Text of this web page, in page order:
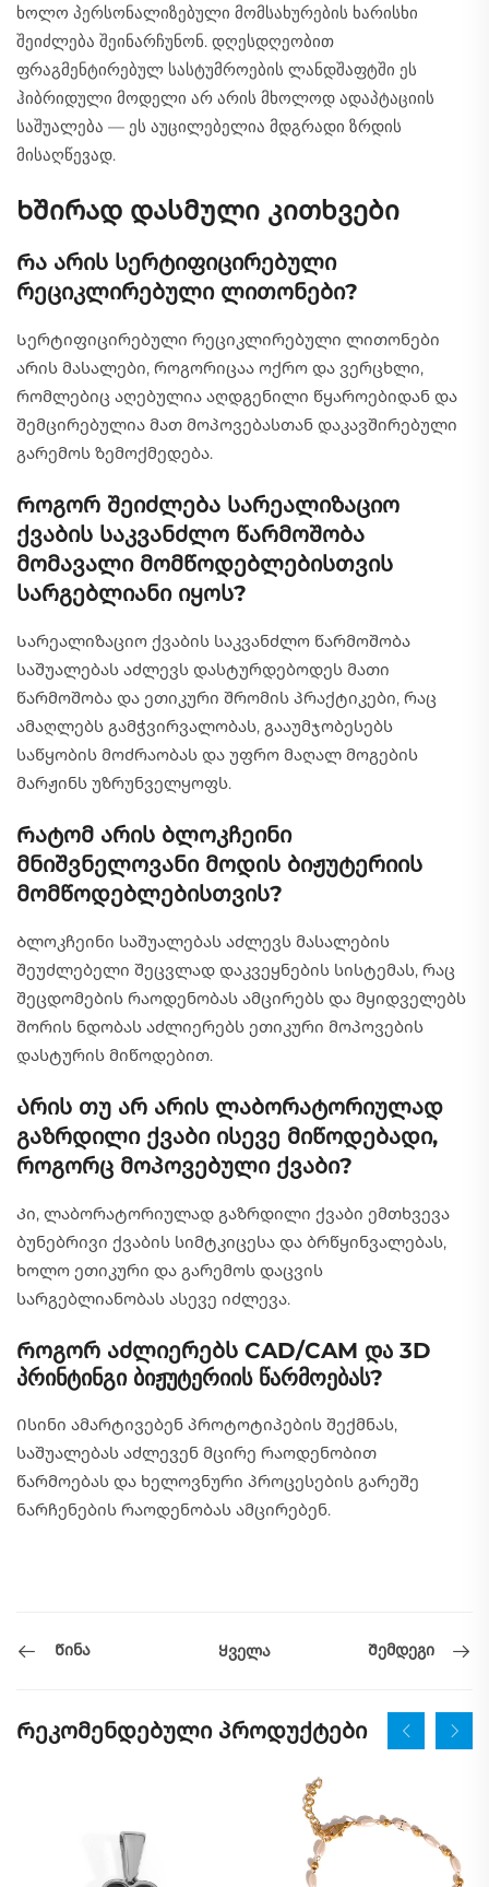
ხოლო პერსონალიზებული მომსახურების ხარისხი
შეიძლება შეინარჩუნონ. დღესდღეობით
ფრაგმენტირებულ სასტუმროების ლანდშაფტში ეს
ჰიბრიდული მოდელი არ არის მხოლოდ ადაპტაციის
საშუალება — ეს აუცილებელია მდგრადი ზრდის
მისაღწევად.
Ხშირად დასმული კითხვები
Რა არის სერტიფიცირებული
რეციკლირებული ლითონები?
Სერტიფიცირებული რეციკლირებული ლითონები
არის მასალები, როგორიცაა ოქრო და ვერცხლი,
რომლებიც აღებულია აღდგენილი წყაროებიდან და
შემცირებულია მათ მოპოვებასთან დაკავშირებული
გარემოს ზემოქმედება.
Როგორ შეიძლება სარეალიზაციო
ქვაბის საკვანძლო წარმოშობა
მომავალი მომწოდებლებისთვის
სარგებლიანი იყოს?
Სარეალიზაციო ქვაბის საკვანძლო წარმოშობა
საშუალებას აძლევს დასტურდებოდეს მათი
წარმოშობა და ეთიკური შრომის პრაქტიკები, რაც
ამაღლებს გამჭვირვალობას, გააუმჯობესებს
საწყობის მოძრაობას და უფრო მაღალ მოგების
მარჟინს უზრუნველყოფს.
Რატომ არის ბლოკჩეინი
მნიშვნელოვანი მოდის ბიჟუტერიის
მომწოდებლებისთვის?
Ბლოკჩეინი საშუალებას აძლევს მასალების
შეუძლებელი შეცვლად დაკვეყნების სისტემას, რაც
შეცდომების რაოდენობას ამცირებს და მყიდველებს
შორის ნდობას აძლიერებს ეთიკური მოპოვების
დასტურის მიწოდებით.
Არის თუ არ არის ლაბორატორიულად
გაზრდილი ქვაბი ისევე მიწოდებადი,
როგორც მოპოვებული ქვაბი?
Კი, ლაბორატორიულად გაზრდილი ქვაბი ემთხვევა
ბუნებრივი ქვაბის სიმტკიცესა და ბრწყინვალებას,
ხოლო ეთიკური და გარემოს დაცვის
სარგებლიანობას ასევე იძლევა.
Როგორ აძლიერებს CAD/CAM და 3D
პრინტინგი ბიჟუტერიის წარმოებას?
Ისინი ამარტივებენ პროტოტიპების შექმნას,
საშუალებას აძლევენ მცირე რაოდენობით
წარმოებას და ხელოვნური პროცესების გარეშე
ნარჩენების რაოდენობას ამცირებენ.
Წინა Ყველა Შემდეგი
Რეკომენდებული პროდუქტები